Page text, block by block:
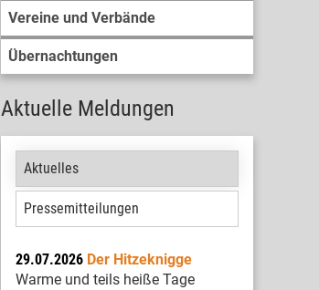
Vereine und Verbände
Übernachtungen
Aktuelle Meldungen
Aktuelles
Pressemitteilungen
29.07.2026 Der Hitzeknigge
Warme und teils heiße Tage